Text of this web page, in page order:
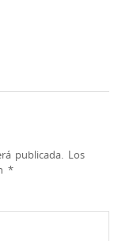
publicada. Los
*